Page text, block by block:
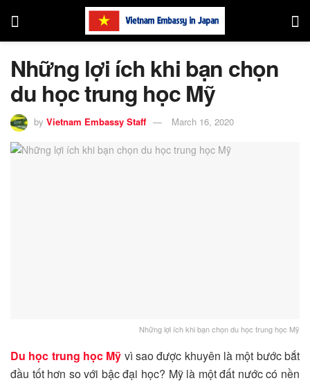
Những lợi ích khi bạn chọn
du học trung học Mỹ
by Vietnam Embassy Staff March 16, 2020
Những lợi ích khi bạn chọn du học trung học Mỹ
Du học trung học Mỹ vì sao được khuyên là một bước bắt
đầu tốt hơn so với bậc đại học? Mỹ là một đất nước có nền